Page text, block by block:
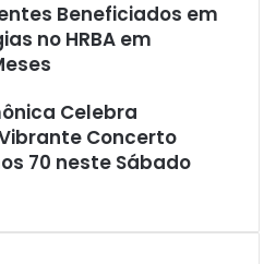
Beneficiados em
no HRBA em
Celebra
Concerto
70 neste Sábado